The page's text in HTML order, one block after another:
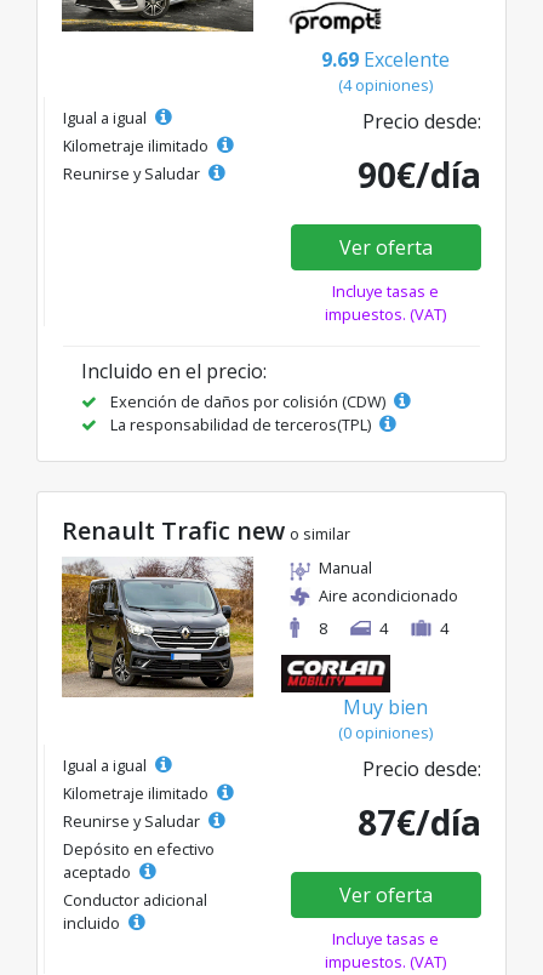
9.69 Excelente
(4 opiniones)
Igual a igual
Kilometraje ilimitado
Reunirse y Saludar
Precio desde:
90€/día
Ver oferta
Incluye tasas e
impuestos. (VAT)
Incluido en el precio:
Exención de daños por colisión (CDW)
La responsabilidad de terceros(TPL)
Renault Trafic new o similar
Manual
Aire acondicionado
8
4 4
Muy bien
(0 opiniones)
Igual a igual
Kilometraje ilimitado
Reunirse y Saludar
Depósito en efectivo
aceptado
Conductor adicional
incluido
Precio desde:
87€/día
Ver oferta
Incluye tasas e
impuestos. (VAT)